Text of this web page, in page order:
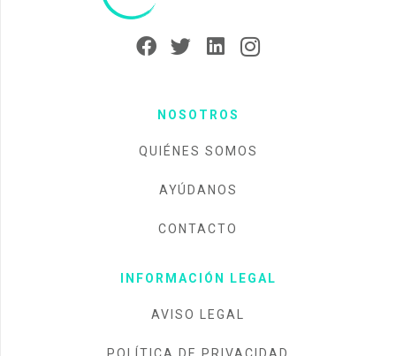
NOSOTROS
QUIÉNES SOMOS
AYÚDANOS
CONTACTO
INFORMACIÓN LEGAL
AVISO LEGAL